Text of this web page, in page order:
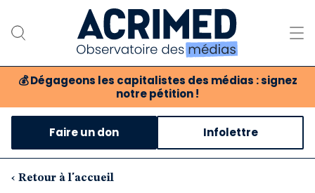
💰 Dégageons les capitalistes des médias : signez
notre pétition !
Notre association
Notre critique des médias
Nos propositions
Faire un don Infolettre
‹ Retour à l'accueil